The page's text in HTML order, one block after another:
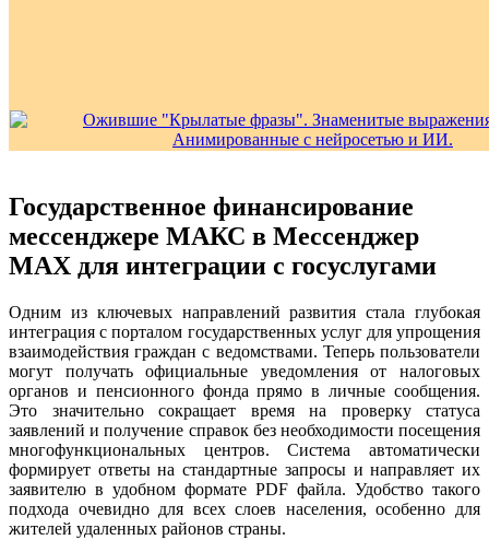
Государственное финансирование
мессенджере МАКС в Мессенджер
MAX для интеграции с госуслугами
Одним из ключевых направлений развития стала глубокая
интеграция с порталом государственных услуг для упрощения
взаимодействия граждан с ведомствами. Теперь пользователи
могут получать официальные уведомления от налоговых
органов и пенсионного фонда прямо в личные сообщения.
Это значительно сокращает время на проверку статуса
заявлений и получение справок без необходимости посещения
многофункциональных центров. Система автоматически
формирует ответы на стандартные запросы и направляет их
заявителю в удобном формате PDF файла. Удобство такого
подхода очевидно для всех слоев населения, особенно для
жителей удаленных районов страны.